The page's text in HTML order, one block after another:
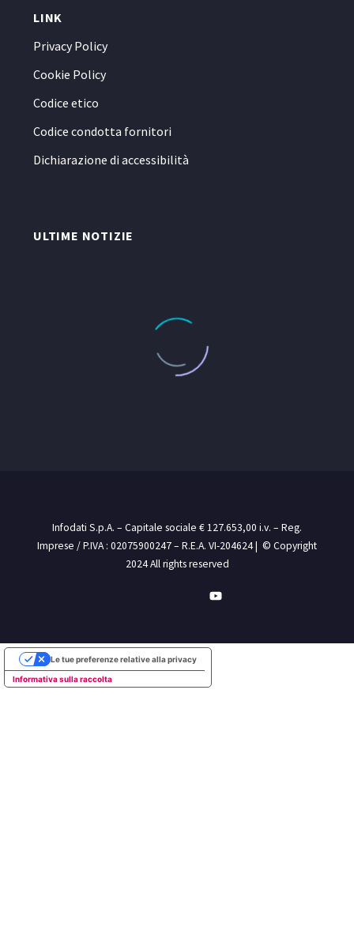
LINK
Privacy Policy
Cookie Policy
Codice etico
Codice condotta fornitori
Dichiarazione di accessibilità
ULTIME NOTIZIE
Infodati S.p.A. – Capitale sociale € 127.653,00 i.v. – Reg.
Imprese / P.IVA : 02075900247 – R.E.A. VI-204624 | © Copyright
2024 All rights reserved
Informativa sulla raccolta
Le tue preferenze relative alla privacy